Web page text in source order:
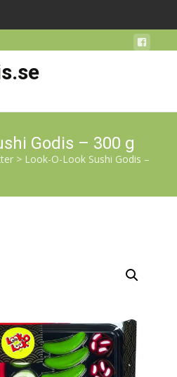
Godis – 300 g
> Look-O-Look Sushi Godis –